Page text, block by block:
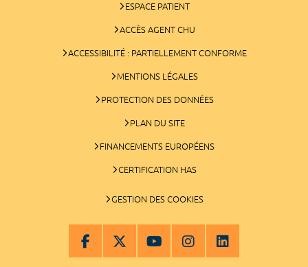
ESPACE PATIENT
ACCÈS AGENT CHU
ACCESSIBILITÉ : PARTIELLEMENT CONFORME
MENTIONS LÉGALES
PROTECTION DES DONNÉES
PLAN DU SITE
FINANCEMENTS EUROPÉENS
CERTIFICATION HAS
GESTION DES COOKIES